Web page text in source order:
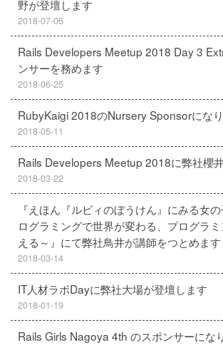
野が登壇します
2018-07-06
Rails Developers Meetup 2018 Day 3
ンサーを務めます
2018-06-25
RubyKaigi 2018のNursery Sponsorにな
2018-05-11
Rails Developers Meetup 2018に弊社櫻
2018-03-22
『えほん『ルビィのぼうけん』にみる女
ログラミングで世界が変わる、プログラ
える～』にて弊社鳥井が講師をつとめます
2018-03-14
IT人材ラボDayに弊社大場が登壇します
2018-01-19
Rails Girls Nagoya 4th のスポンサーにな